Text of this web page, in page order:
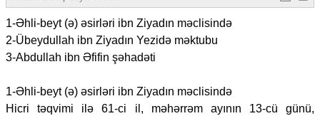
1-Əhli-beyt (ə) əsirləri ibn Ziyadın məclisində
2-Übeydullah ibn Ziyadın Yezidə məktubu
3-Abdullah ibn Əfifin şəhadəti
1-Əhli-beyt (ə) əsirləri ibn Ziyadın məclisində
Hicri təqvimi ilə 61-ci il, məhərrəm ayının 13-cü günü,